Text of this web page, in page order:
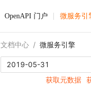
OpenAPI 门户 微服务引
文档中心 / 微服务引擎
2019-05-31
获取元数据